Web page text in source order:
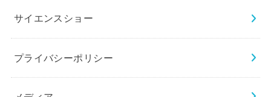
サイエンスショー
プライバシーポリシー